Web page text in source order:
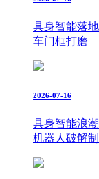
具身智能落
车门框打磨
2026-07-16
具身智能浪
机器人破解